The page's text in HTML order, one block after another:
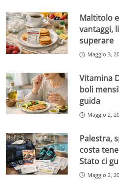
Maltitolo
vantaggi,
superare
Maggio 3,
Vitamina
boli
guida
Maggio 2,
Palestra,
costa
Stato ci
Maggio 2,